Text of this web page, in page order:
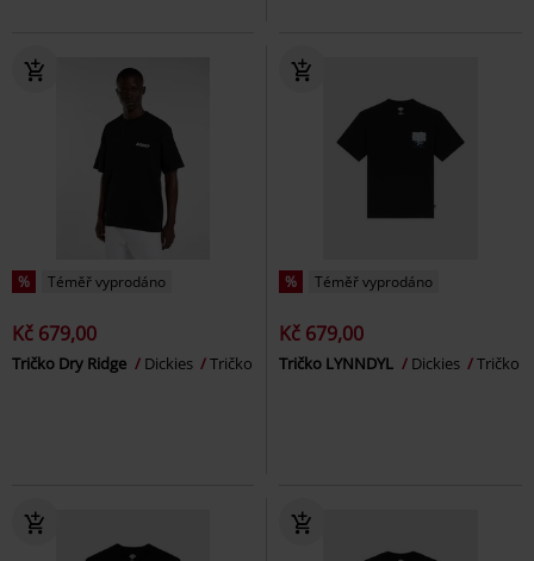
% Téměř vyprodáno
Kč 679,00
Tričko Dry Ridge Dickies Tričko
% Téměř vyprodáno
Kč 679,00
Tričko LYNNDYL Dickies Tričko